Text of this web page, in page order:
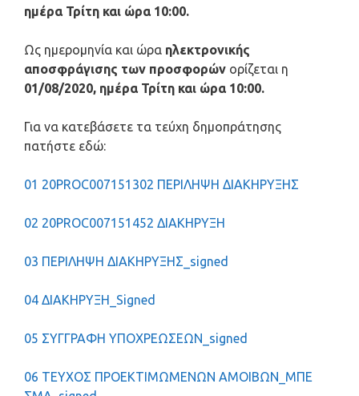
ημέρα Τρίτη και ώρα 10:00.
Ως ημερομηνία και ώρα ηλεκτρονικής
αποσφράγισης των προσφορών ορίζεται η
01/08/2020, ημέρα Τρίτη και ώρα 10:00.
Για να κατεβάσετε τα τεύχη δημοπράτησης
πατήστε εδώ:
01 20PROC007151302 ΠΕΡΙΛΗΨΗ ΔΙΑΚΗΡΥΞΗΣ
02 20PROC007151452 ΔΙΑΚΗΡΥΞΗ
03 ΠΕΡΙΛΗΨΗ ΔΙΑΚΗΡΥΞΗΣ_signed
04 ΔΙΑΚΗΡΥΞΗ_Signed
05 ΣΥΓΓΡΑΦΗ ΥΠΟΧΡΕΩΣΕΩΝ_signed
06 ΤΕΥΧΟΣ ΠΡΟΕΚΤΙΜΩΜΕΝΩΝ ΑΜΟΙΒΩΝ_ΜΠΕ